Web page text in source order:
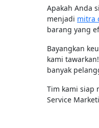
Apakah Anda
menjadi mitra
barang yang
Bayangkan
kami
banyak
Tim kami siap
Service